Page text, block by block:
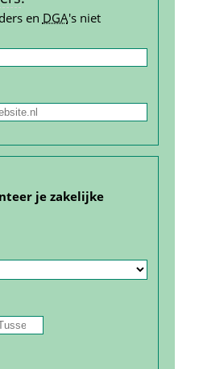
en DGA's niet
je zakelijke